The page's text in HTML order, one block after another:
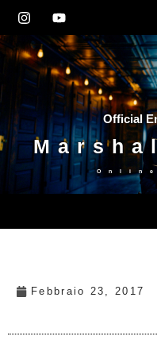
Official
Febbraio 23, 2017